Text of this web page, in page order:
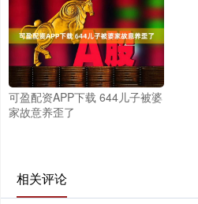
可盈配资APP下载 644儿子被婆
家故意养歪了
相关评论